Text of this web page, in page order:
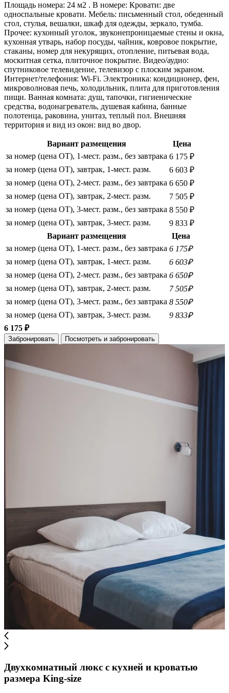
Площадь номера: 24 м2 . В номере: Кровати: две
односпальные кровати. Мебель: письменный стол, обеденный
стол, стулья, вешалки, шкаф для одежды, зеркало, тумба.
Прочее: кухонный уголок, звуконепроницаемые стены и окна,
кухонная утварь, набор посуды, чайник, ковровое покрытие,
стаканы, номер для некурящих, отопление, питьевая вода,
москитная сетка, плиточное покрытие. Видео/аудио:
спутниковое телевидение, телевизор с плоским экраном.
Интернет/телефония: Wi-Fi. Электроника: кондиционер, фен,
микроволновая печь, холодильник, плита для приготовления
пищи. Ванная комната: душ, тапочки, гигиенические
средства, водонагреватель, душевая кабина, банные
полотенца, раковина, унитаз, теплый пол. Внешняя
территория и вид из окон: вид во двор.
Вариант размещения
Цена
за номер (цена ОТ), 1-мест. разм., без завтрака 6 175 ₽
за номер (цена ОТ), завтрак, 1-мест. разм.
6 603 ₽
за номер (цена ОТ), 2-мест. разм., без завтрака 6 650 ₽
за номер (цена ОТ), завтрак, 2-мест. разм.
7 505 ₽
за номер (цена ОТ), 3-мест. разм., без завтрака 8 550 ₽
за номер (цена ОТ), завтрак, 3-мест. разм.
9 833 ₽
Вариант размещения
Цена
за номер (цена ОТ), 1-мест. разм., без завтрака 6 175₽
за номер (цена ОТ), завтрак, 1-мест. разм.
6 603₽
за номер (цена ОТ), 2-мест. разм., без завтрака 6 650₽
за номер (цена ОТ), завтрак, 2-мест. разм.
7 505₽
за номер (цена ОТ), 3-мест. разм., без завтрака 8 550₽
за номер (цена ОТ), завтрак, 3-мест. разм.
9 833₽
6 175 ₽
Забронировать Посмотреть и забронировать
Двухкомнатный люкс с кухней и кроватью
размера King-size